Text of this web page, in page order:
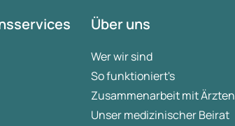
Über uns
Wer wir sind
So funktioniert's
Zusammenarbeit mit Ärzten
Unser medizinischer Beirat